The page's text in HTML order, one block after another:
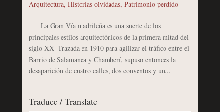
Arquitectura, Historias olvidadas, Patrimonio perdido
La Gran Vía madrileña es una suerte de los
principales estilos arquitectónicos de la primera mitad del
siglo XX. Trazada en 1910 para agilizar el tráfico entre el
Barrio de Salamanca y Chamberí, supuso entonces la
desaparición de cuatro calles, dos conventos y un...
Traduce / Translate